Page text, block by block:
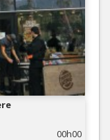
00h00